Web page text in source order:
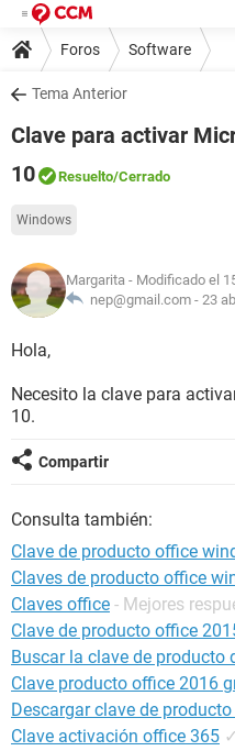
Foros Software
Tema Anterior
Clave para activar
10
Resuelto/Cerrado
Windows
Margarita - Modificado el
nep@gmail.com - 23
Hola,
Necesito la clave para
10.
Compartir
Consulta también:
Clave de producto office
Claves de producto office
Claves office - Mejores
Clave de producto office
Buscar la clave de producto
Clave producto office 2016
Descargar clave de
Clave activación office 365 ✓